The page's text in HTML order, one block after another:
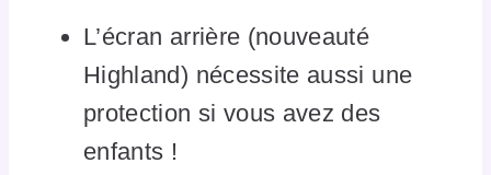
L’écran arrière (nouveauté
Highland) nécessite aussi une
protection si vous avez des
enfants !